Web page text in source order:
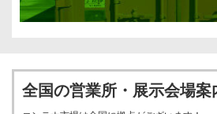
全国の営業所・展示会場案